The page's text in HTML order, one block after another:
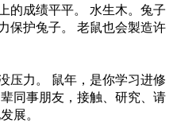
的成绩平平。 水生木。兔子
保护兔子。 老鼠也会製造许
压力。 鼠年，是你学习进修
同事朋友，接触、研究、请
展。